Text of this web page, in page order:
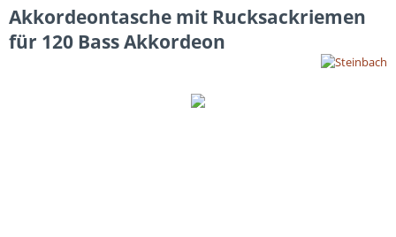
Akkordeontasche mit Rucksackriemen
für 120 Bass Akkordeon